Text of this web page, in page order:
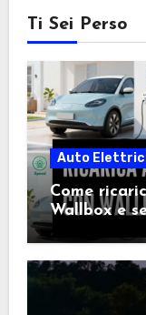
Ti Sei Perso
Auto
Come
Wallbox e
scegliere la